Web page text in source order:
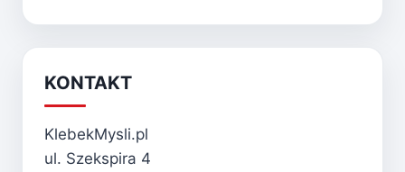
KONTAKT
KlebekMysli.pl
ul. Szekspira 4